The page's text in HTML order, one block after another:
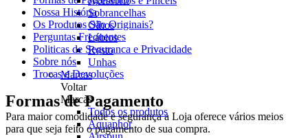
Sobrancelhas
Olhos
Lábios
Rosto
Unhas
Marcas
Voltar
Marcas
Todos os produtos
Aquaphor
Nossa História
Os Produtos São Originais?
Perguntas Frequentes
Politicas de Seguranca e Privacidade
Sobre nós
Trocas e Devoluções
Formas de Pagamento
Para maior comodidade e segurança a Loja oferece vários meios
para que seja feito o pagamento de sua compra.